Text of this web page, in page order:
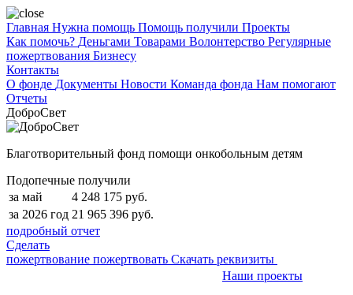
Главная Нужна помощь Помощь получили Проекты
Как помочь? Деньгами Товарами Волонтерство Регулярные
пожертвования Бизнесу
Контакты
О фонде Документы Новости Команда фонда Нам помогают
Отчеты
ДоброСвет
Благотворительный фонд помощи онкобольным детям
Подопечные получили
за май
4 248 175 руб.
за 2026 год 21 965 396 руб.
подробный отчет
Сделать
пожертвование пожертвовать Скачать реквизиты
Наши проекты